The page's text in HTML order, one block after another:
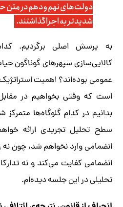
دولت‌های نهم و دهم در متن
شدیدتر به اجرا گذاشتند.
به پرسش اصلی برگردیم.
کالایی‌سازی سپهرهای گوناگون
عمومی بوده‌اند؟ اهمیت
است که وقتی بخواهیم در
بدانیم در کدام گلوگاه‌ها
سطح تحلیل تجریدی ارائه
انضمامی وارد نخواهم شد، چون نه
انضمامی کفایت می‌کند و نه
تحلیلی در این جلسه دیده‌ام.